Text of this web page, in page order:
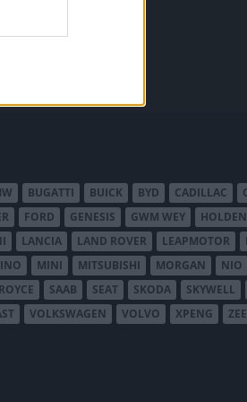
BUGATTI BUICK BYD CADILLAC
FORD GENESIS GWM WEY HOLDEN
LANCIA LAND ROVER LEAPMOTOR
MINI MITSUBISHI MORGAN NIO
SAAB SEAT SKODA SKYWELL
VOLKSWAGEN VOLVO XPENG